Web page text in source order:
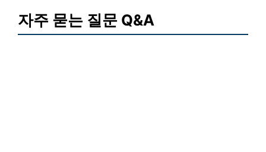
자주 묻는 질문 Q&A